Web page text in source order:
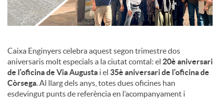
n
t
i
Caixa Enginyers celebra aquest segon trimestre dos
aniversaris molt especials a la ciutat comtal: el 20è aniversari
de l’oficina de Via Augusta i el 35è aniversari de l’oficina de
Còrsega. Al llarg dels anys, totes dues oficines han
esdevingut punts de referència en l’acompanyament i